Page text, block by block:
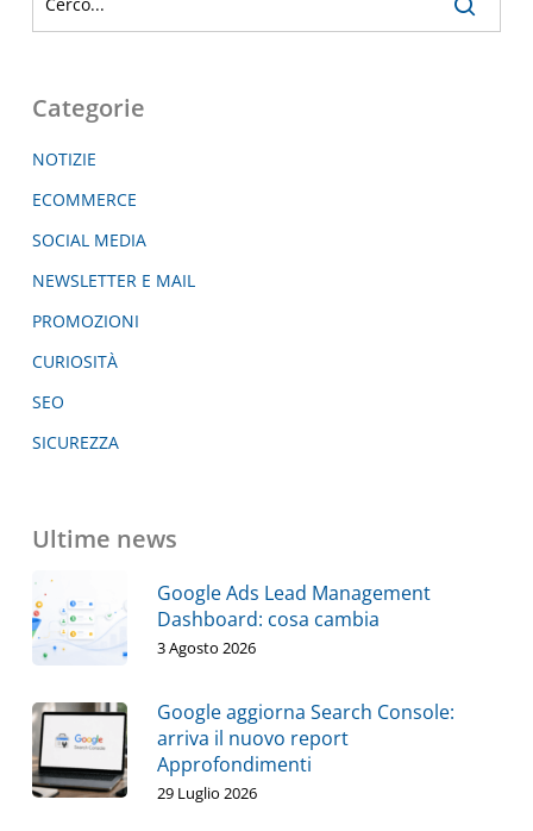
Categorie
NOTIZIE
ECOMMERCE
SOCIAL MEDIA
NEWSLETTER E MAIL
PROMOZIONI
CURIOSITÀ
SEO
SICUREZZA
Ultime news
Google Ads Lead Management
Dashboard: cosa cambia
3 Agosto 2026
Google aggiorna Search Console:
arriva il nuovo report
Approfondimenti
29 Luglio 2026